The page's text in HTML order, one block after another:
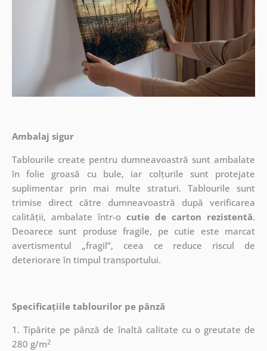
Ambalaj sigur
Tablourile create pentru dumneavoastră sunt ambalate
în folie groasă cu bule, iar colțurile sunt protejate
suplimentar prin mai multe straturi.Tablourile sunt
trimise direct către dumneavoastră după verificarea
calității, ambalate într-o cutie de carton rezistentă.
Deoarece sunt produse fragile, pe cutie este marcat
avertismentul „fragil”, ceea ce reduce riscul de
deteriorare în timpul transportului.
Specificațiile tablourilor pe pânză
1. Tipărite pe pânză de înaltă calitate cu o greutate de
280 g/m2